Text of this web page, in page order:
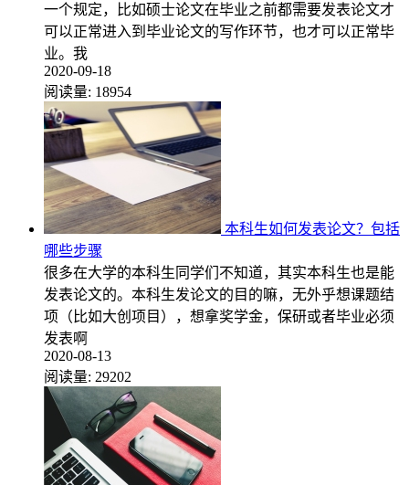
一个规定，比如硕士论文在毕业之前都需要发表论文才
可以正常进入到毕业论文的写作环节，也才可以正常毕
业。我
2020-09-18
阅读量: 18954
本科生如何发表论文？包括
哪些步骤
很多在大学的本科生同学们不知道，其实本科生也是能
发表论文的。本科生发论文的目的嘛，无外乎想课题结
项（比如大创项目），想拿奖学金，保研或者毕业必须
发表啊
2020-08-13
阅读量: 29202